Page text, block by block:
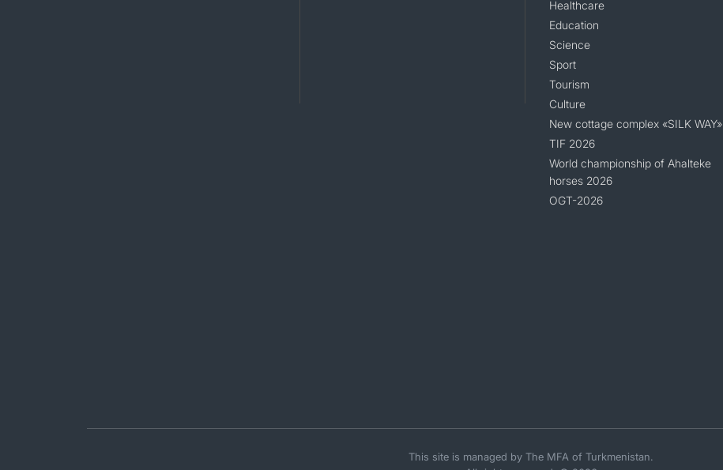
Healthcare
Education
Science
Sport
Tourism
Culture
New cottage complex «SILK WAY»
TIF 2026
World championship of Ahalteke
horses 2026
OGT-2026
This site is managed by The MFA of Turkmenistan.